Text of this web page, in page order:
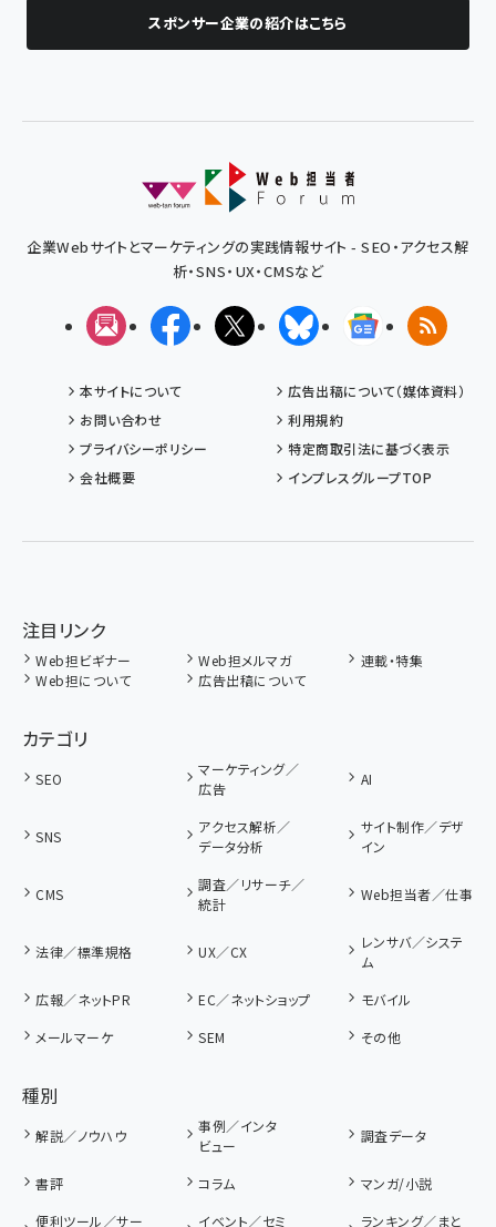
スポンサー企業の紹介はこちら
企業Webサイトとマーケティングの実践情報サイト - SEO・アクセス解
析・SNS・UX・CMSなど
メルマガFacebookX(エックス)BlueskyGoogleニュ
RSS
本サイトについて
広告出稿について（媒体資料）
お問い合わせ
利用規約
プライバシーポリシー
特定商取引法に基づく表示
会社概要
インプレスグループTOP
注目リンク
Web担ビギナー Web担メルマガ
連載・特集
Web担について
広告出稿について
カテゴリ
SEO
マーケティング／
広告
AI
SNS
アクセス解析／
データ分析
サイト制作／デザ
イン
CMS
調査／リサーチ／
統計
Web担当者／仕事
法律／標準規格 UX／CX
レンサバ／システ
ム
広報／ネットPR
EC／ネットショップ
モバイル
メールマーケ
SEM その他
種別
解説／ノウハウ
事例／インタ
ビュー
調査データ
書評 コラム
マンガ/小説
便利ツール／サー
イベント／セミ
ランキング／まと